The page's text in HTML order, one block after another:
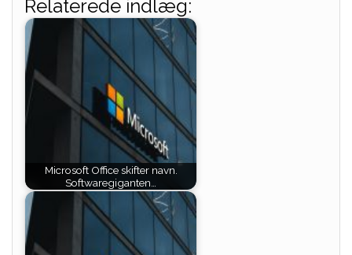
Relaterede indlæg:
Microsoft Office skifter navn.
Softwaregiganten…